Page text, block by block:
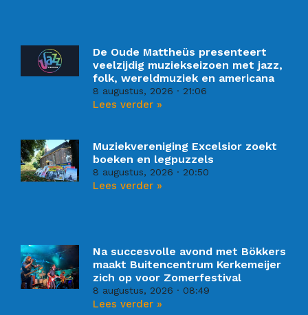
De Oude Mattheüs presenteert
veelzijdig muziekseizoen met jazz,
folk, wereldmuziek en americana
8 augustus, 2026 21:06
Lees verder »
Muziekvereniging Excelsior zoekt
boeken en legpuzzels
8 augustus, 2026 20:50
Lees verder »
Na succesvolle avond met Bökkers
maakt Buitencentrum Kerkemeijer
zich op voor Zomerfestival
8 augustus, 2026 08:49
Lees verder »